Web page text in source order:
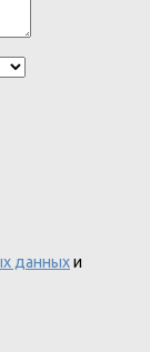
данныхи